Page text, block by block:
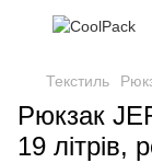
Текстиль
Рюкзак
19 літрів,